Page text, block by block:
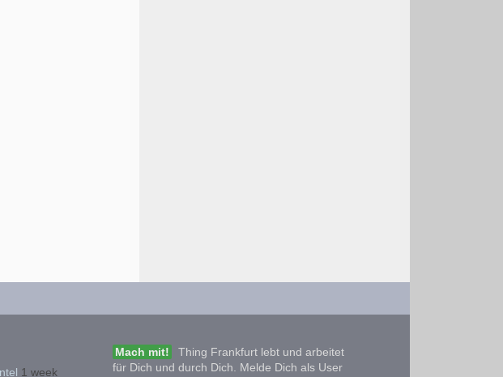
1 week
Mach mit!
Thing Frankfurt lebt und arbeitet
für Dich und durch Dich. Melde Dich als User